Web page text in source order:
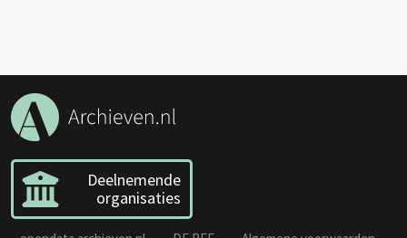
Deelnemende
organisaties